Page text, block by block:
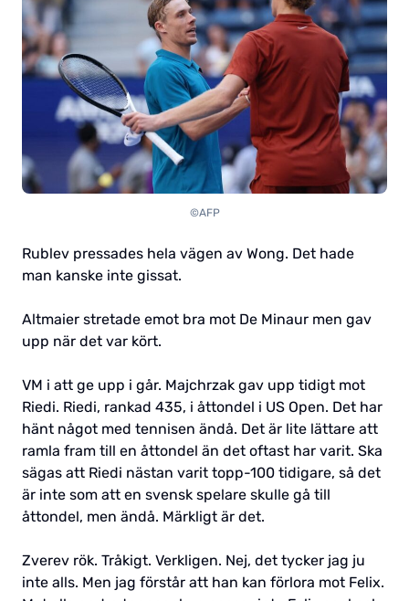
©AFP
Rublev pressades hela vägen av Wong. Det hade
man kanske inte gissat.
Altmaier stretade emot bra mot De Minaur men gav
upp när det var kört.
VM i att ge upp i går. Majchrzak gav upp tidigt mot
Riedi. Riedi, rankad 435, i åttondel i US Open. Det har
hänt något med tennisen ändå. Det är lite lättare att
ramla fram till en åttondel än det oftast har varit. Ska
sägas att Riedi nästan varit topp-100 tidigare, så det
är inte som att en svensk spelare skulle gå till
åttondel, men ändå. Märkligt är det.
Zverev rök. Tråkigt. Verkligen. Nej, det tycker jag ju
inte alls. Men jag förstår att han kan förlora mot Felix.